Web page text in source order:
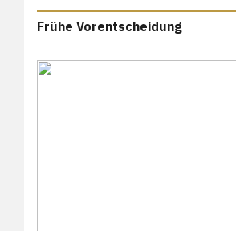
Frühe Vorentscheidung